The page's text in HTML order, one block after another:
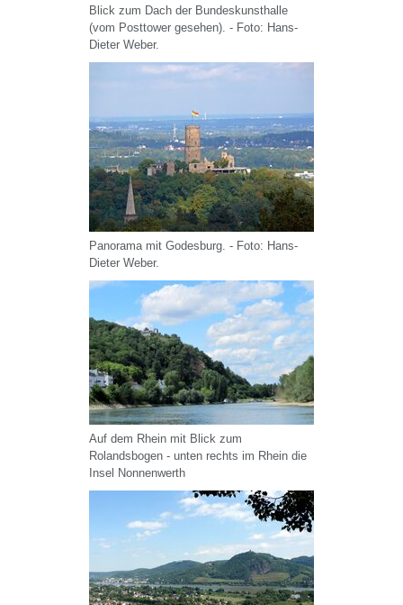
Blick zum Dach der Bundeskunsthalle
(vom Posttower gesehen). - Foto: Hans-
Dieter Weber.
Panorama mit Godesburg. - Foto: Hans-
Dieter Weber.
Auf dem Rhein mit Blick zum
Rolandsbogen - unten rechts im Rhein die
Insel Nonnenwerth